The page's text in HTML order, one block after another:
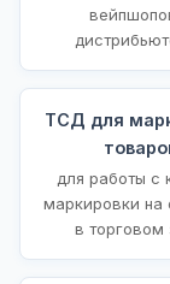
ТСД для
для работы с
маркировки на
в торговом